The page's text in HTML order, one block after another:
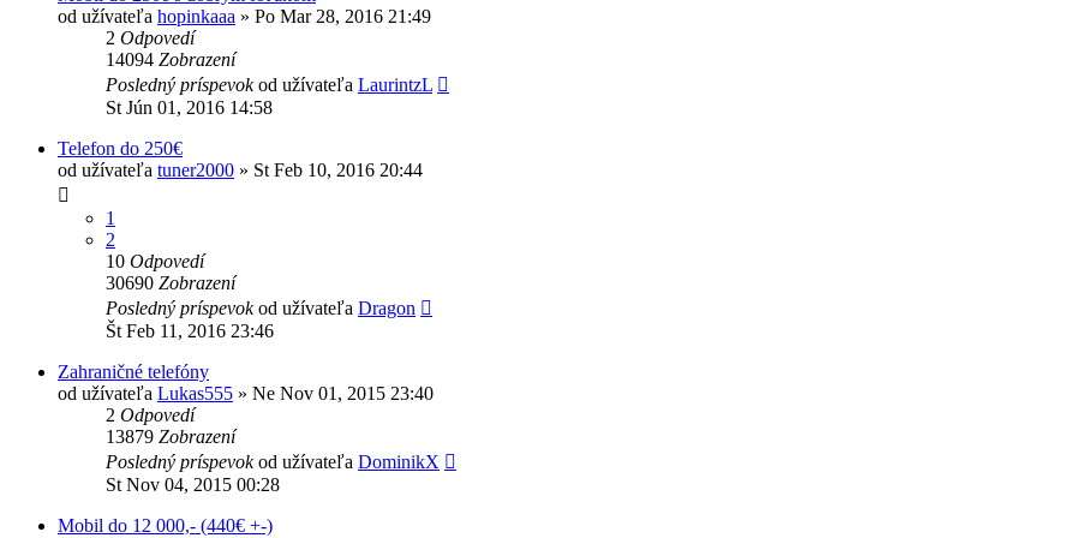
od užívateľa hopinkaaa » Po Mar 28, 2016 21:49
2 Odpovedí
14094 Zobrazení
Posledný príspevokod užívateľa LaurintzL
St Jún 01, 2016 14:58
Telefon do 250€
od užívateľa tuner2000 » St Feb 10, 2016 20:44
1
2
10 Odpovedí
30690 Zobrazení
Posledný príspevokod užívateľa Dragon
Št Feb 11, 2016 23:46
Zahraničné telefóny
od užívateľa Lukas555 » Ne Nov 01, 2015 23:40
2 Odpovedí
13879 Zobrazení
Posledný príspevokod užívateľa DominikX
St Nov 04, 2015 00:28
Mobil do 12 000,- (440€ +-)